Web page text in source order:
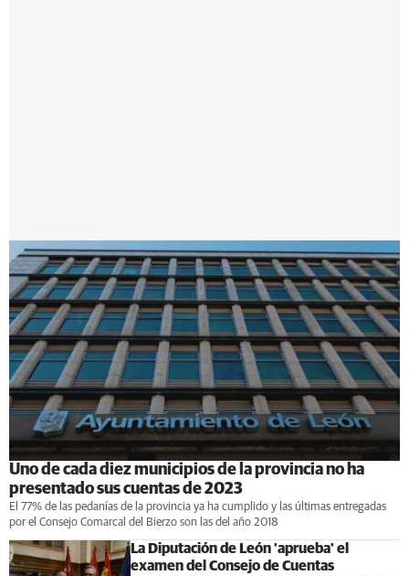
Uno de cada diez municipios de la provincia no ha
presentado sus cuentas de 2023
El 77% de las pedanías de la provincia ya ha cumplido y las últimas entregadas
por el Consejo Comarcal del Bierzo son las del año 2018
La Diputación de León 'aprueba' el
examen del Consejo de Cuentas